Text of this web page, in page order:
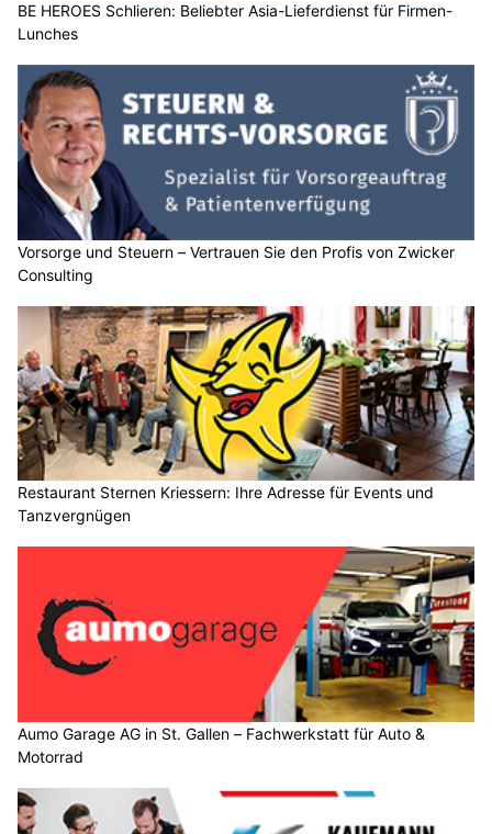
BE HEROES Schlieren: Beliebter Asia-Lieferdienst für Firmen-
Lunches
Vorsorge und Steuern – Vertrauen Sie den Profis von Zwicker
Consulting
Restaurant Sternen Kriessern: Ihre Adresse für Events und
Tanzvergnügen
Aumo Garage AG in St. Gallen – Fachwerkstatt für Auto &
Motorrad